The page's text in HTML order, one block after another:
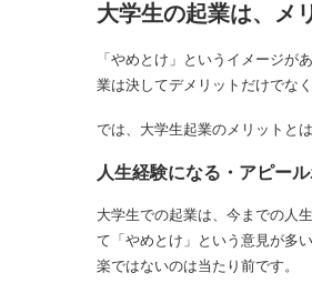
大学生の起業は、メ
「やめとけ」というイメージ
業は決してデメリットだけでな
では、大学生起業のメリットと
人生経験になる・アピー
大学生での起業は、今までの人
て「やめとけ」という意見が多
楽ではないのは当たり前です。